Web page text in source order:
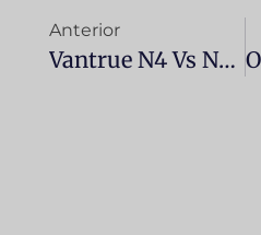
Anterior
Vantrue N4 Vs N5 - Comparação Entre Câmaras De Traço?